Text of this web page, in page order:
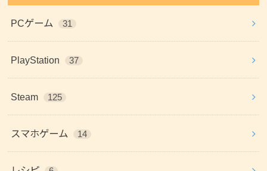
PCゲーム 31
PlayStation 37
Steam 125
スマホゲーム 14